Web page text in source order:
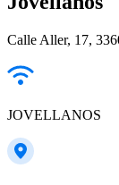
Calle Aller, 17,
JOVELLANOS